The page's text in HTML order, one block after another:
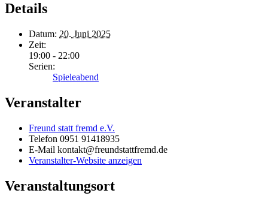
Details
Datum: 20. Juni 2025
Zeit:
19:00 - 22:00
Serien:
Spieleabend
Veranstalter
Freund statt fremd e.V.
Telefon 0951 91418935
E-Mail kontakt@freundstattfremd.de
Veranstalter-Website anzeigen
Veranstaltungsort